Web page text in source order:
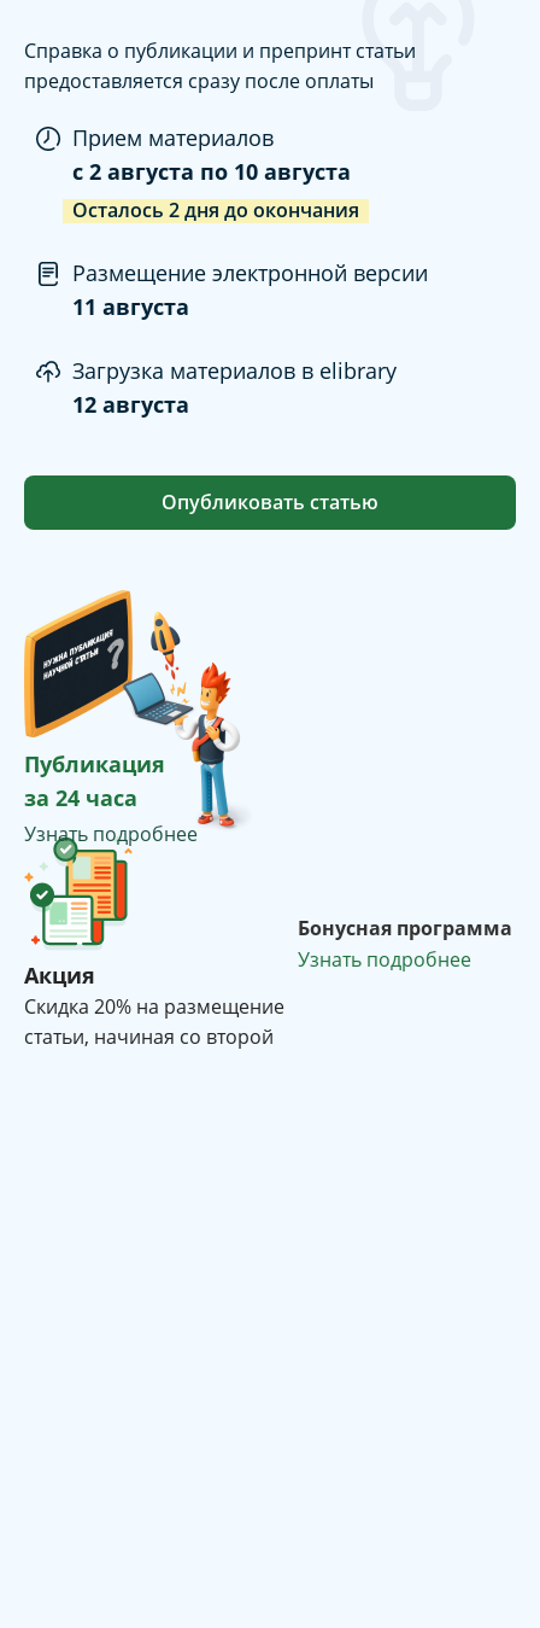
Справка о публикации и препринт статьи
предоставляется сразу после оплаты
Прием материалов
c 2 августа по 10 августа
Осталось 2дня до окончания
Размещение электронной версии
11 августа
Загрузка материалов в elibrary
12 августа
Опубликовать статью
Публикация
за 24 часа
Узнать подробнее
Акция
Cкидка 20% на размещение
статьи, начиная со второй
Бонусная программа
Узнать подробнее